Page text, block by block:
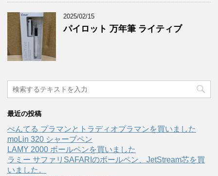
2025/02/15
パイロット 万年筆 ライティブ
最近の投稿
ぺんてる プラマンとトラディオプラマンを買いました
moLin 320 シャープペン
LAMY 2000 ボールペンを買いました
ラミー サファリSAFARIのボールペン、JetStream芯を買
いました。